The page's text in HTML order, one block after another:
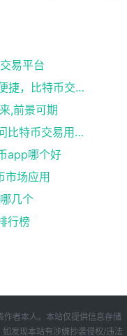
易平台
12年的时候怎么买比特币？安全便捷，比特币交易首选
,前景可期
哪里能下载比特币软件下载？请问比特币交易用什么软件
app哪个好
市场应用
几个
行榜
者本人。本站仅提供信息存储
发现本站有涉嫌抄袭侵权/违法